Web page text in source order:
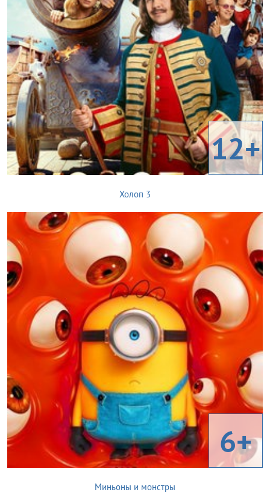
12+
Холоп 3
6+
Миньоны и монстры